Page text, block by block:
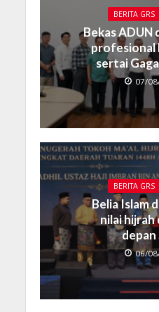
BERITA GRS
Bekas ADUN
profesional
sertai
07/
BERITA GRS
Belia Islam
nilai hijrah
depan
06/